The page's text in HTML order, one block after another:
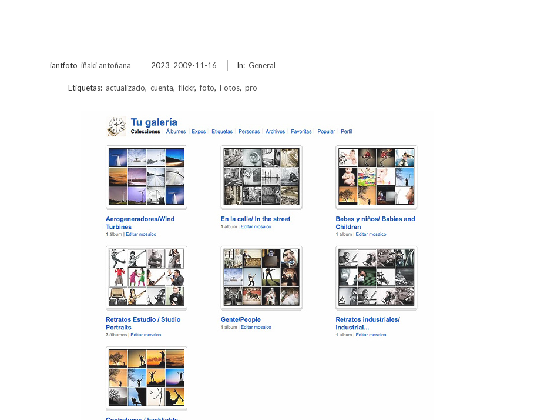
iantfoto iñaki antoñana 2023 2009-11-16 In: General
Etiquetas: actualizado, cuenta, flickr, foto, Fotos, pro